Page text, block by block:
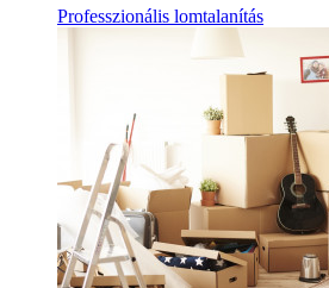
Professzionális lomtalanítás